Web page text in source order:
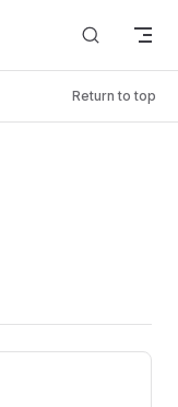
Return to top